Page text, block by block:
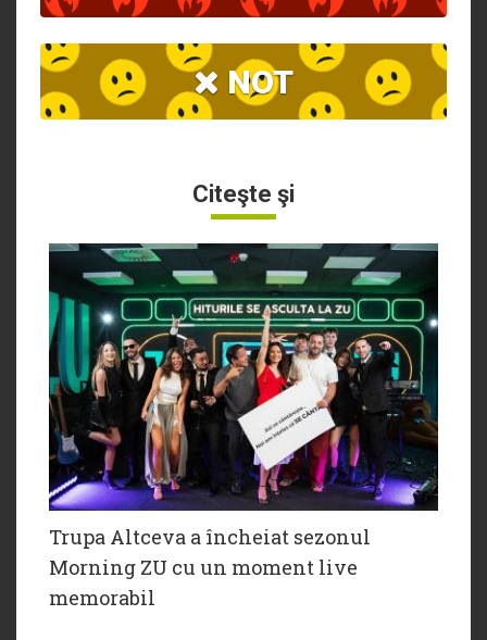
NOT
Citeşte şi
Trupa Altceva a încheiat sezonul
Morning ZU cu un moment live
memorabil